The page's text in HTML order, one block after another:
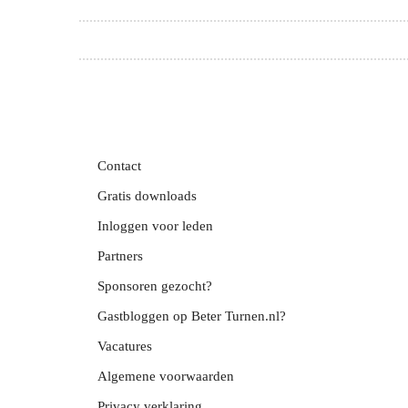
Contact
Gratis downloads
Inloggen voor leden
Partners
Sponsoren gezocht?
Gastbloggen op Beter Turnen.nl?
Vacatures
Algemene voorwaarden